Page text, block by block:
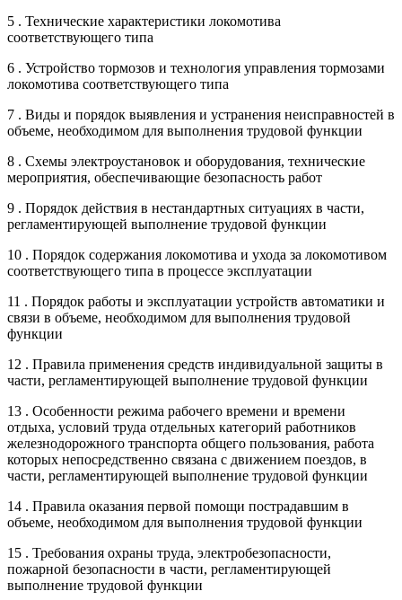
5 . Технические характеристики локомотива
соответствующего типа
6 . Устройство тормозов и технология управления тормозами
локомотива соответствующего типа
7 . Виды и порядок выявления и устранения неисправностей в
объеме, необходимом для выполнения трудовой функции
8 . Схемы электроустановок и оборудования, технические
мероприятия, обеспечивающие безопасность работ
9 . Порядок действия в нестандартных ситуациях в части,
регламентирующей выполнение трудовой функции
10 . Порядок содержания локомотива и ухода за локомотивом
соответствующего типа в процессе эксплуатации
11 . Порядок работы и эксплуатации устройств автоматики и
связи в объеме, необходимом для выполнения трудовой
функции
12 . Правила применения средств индивидуальной защиты в
части, регламентирующей выполнение трудовой функции
13 . Особенности режима рабочего времени и времени
отдыха, условий труда отдельных категорий работников
железнодорожного транспорта общего пользования, работа
которых непосредственно связана с движением поездов, в
части, регламентирующей выполнение трудовой функции
14 . Правила оказания первой помощи пострадавшим в
объеме, необходимом для выполнения трудовой функции
15 . Требования охраны труда, электробезопасности,
пожарной безопасности в части, регламентирующей
выполнение трудовой функции